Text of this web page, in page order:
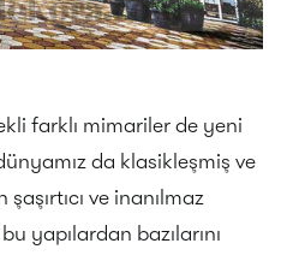
farklı mimariler de yeni
da klasikleşmiş ve
ve inanılmaz
yapılardan bazılarını